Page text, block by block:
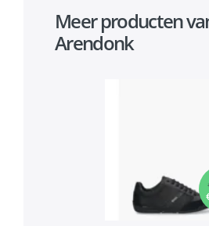
Meer producten
Arendonk